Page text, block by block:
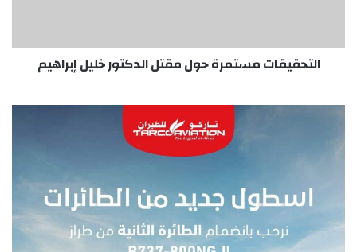
التحقيقات مستمرة حول مقتل الدكتور خليل إبراهيم